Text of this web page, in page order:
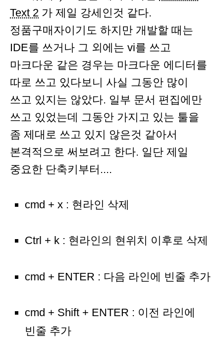
Text 2 가 제일 강세인것 같다.
정품구매자이기도 하지만 개발할 때는
IDE를 쓰거나 그 외에는 vi를 쓰고
마크다운 같은 경우는 마크다운 에디터를
따로 쓰고 있다보니 사실 그동안 많이
쓰고 있지는 않았다. 일부 문서 편집에만
쓰고 있었는데 그동안 가지고 있는 툴을
좀 제대로 쓰고 있지 않은것 같아서
본격적으로 써보려고 한다. 일단 제일
중요한 단축키부터....
cmd + x : 현라인 삭제
Ctrl + k : 현라인의 현위치 이후로 삭제
cmd + ENTER : 다음 라인에 빈줄 추가
cmd + Shift + ENTER : 이전 라인에
빈줄 추가